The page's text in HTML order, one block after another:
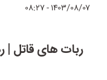
۱۴۰۳/۰۸/۰۷ - ۰۸:۲۷
ربات های قاتل